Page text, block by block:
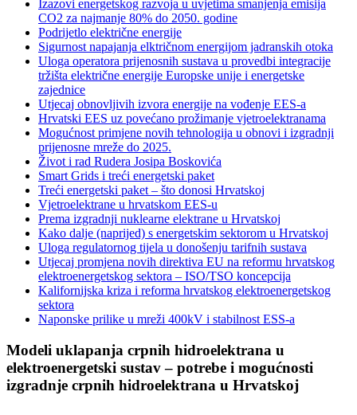
Izazovi energetskog razvoja u uvjetima smanjenja emisija
CO2 za najmanje 80% do 2050. godine
Podrijetlo električne energije
Sigurnost napajanja elktričnom energijom jadranskih otoka
Uloga operatora prijenosnih sustava u provedbi integracije
tržišta električne energije Europske unije i energetske
zajednice
Utjecaj obnovljivih izvora energije na vođenje EES-a
Hrvatski EES uz povećano prožimanje vjetroelektranama
Mogućnost primjene novih tehnologija u obnovi i izgradnji
prijenosne mreže do 2025.
Život i rad Rudera Josipa Boskovića
Smart Grids i treći energetski paket
Treći energetski paket – što donosi Hrvatskoj
Vjetroelektrane u hrvatskom EES-u
Prema izgradnji nuklearne elektrane u Hrvatskoj
Kako dalje (naprijed) s energetskim sektorom u Hrvatskoj
Uloga regulatornog tijela u donošenju tarifnih sustava
Utjecaj promjena novih direktiva EU na reformu hrvatskog
elektroenergetskog sektora – ISO/TSO koncepcija
Kalifornijska kriza i reforma hrvatskog elektroenergetskog
sektora
Naponske prilike u mreži 400kV i stabilnost ESS-a
Modeli uklapanja crpnih hidroelektrana u
elektroenergetski sustav – potrebe i mogućnosti
izgradnje crpnih hidroelektrana u Hrvatskoj